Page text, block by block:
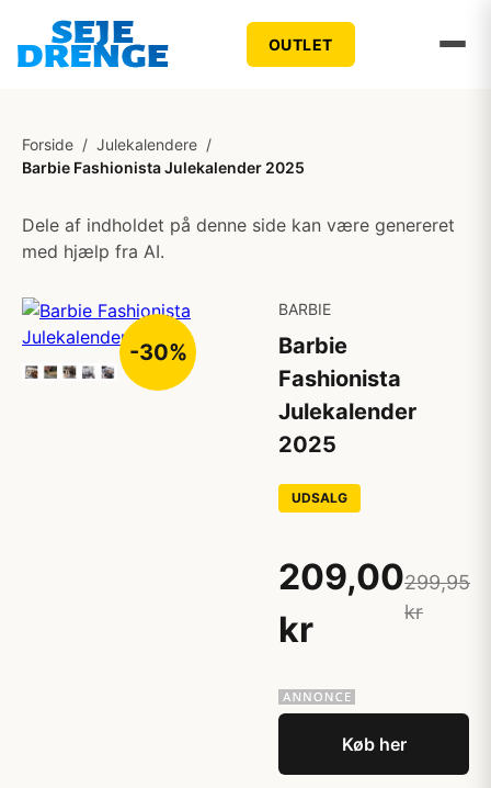
OUTLET
Forside / Julekalendere /
Barbie Fashionista Julekalender 2025
Dele af indholdet på denne side kan være genereret
med hjælp fra AI.
-30%
BARBIE
Barbie
Fashionista
Julekalender
2025
UDSALG
209,00
kr
299,95
kr
Køb her